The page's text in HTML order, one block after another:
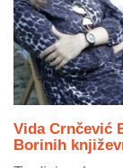
Vida Crnčević
Borinih